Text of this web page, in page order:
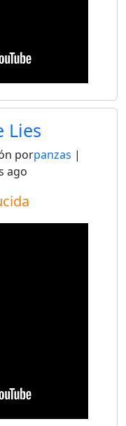
Lies
porpanzas |
ago